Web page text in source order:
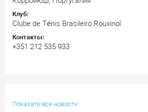
Клуб:
Clube de Ténis Brasileiro Rouxinol
Контакты:
+351 212 535 933
Показать все новости